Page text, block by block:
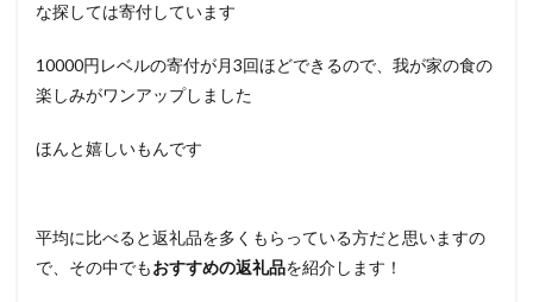
な探しては寄付しています
10000円レベルの寄付が月3回ほどできるので、我が家の食の
楽しみがワンアップしました
ほんと嬉しいもんです
平均に比べると返礼品を多くもらっている方だと思いますの
で、その中でもおすすめの返礼品を紹介します！